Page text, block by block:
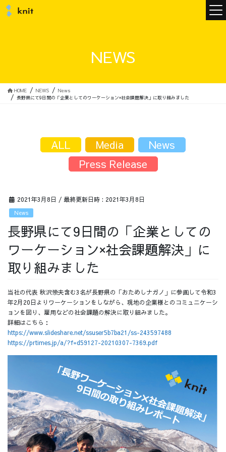
サービス
採用情報
採用情報トップ チームインタビュー01
チームインタビュー02 チームインタビュー03
お問い合わせ
NEWS
HOME NEWS
News
長野県にて9日間の「企業としてのワーケーション×社会課題解決」に取り組みました
2021年3月8日 / 最終更新日時 : 2021年3月8日
News
長野県にて9日間の「企業としての
ワーケーション×社会課題解決」に
取り組みました
当社の代表 秋沢崇夫含む3名が長野県の「おためしナガノ」に参画して令和3
年2月20日よりワーケーションをしながら、現地の企業様とのコミュニケーシ
ョンを図り、雇用などの社会課題の解決に取り組みました。
詳細はこちら：
https://www.slideshare.net/ssuser5b7ba21/ss-243597488
https://prtimes.jp/a/?f=d59127-20210307-7369.pdf
ALL Media
News
Press Release